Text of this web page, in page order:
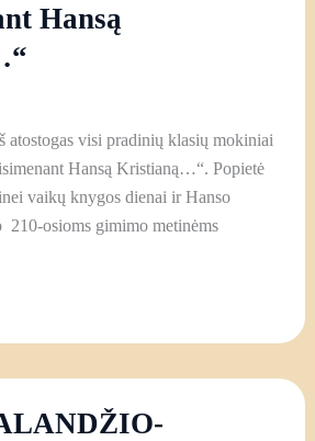
Hansą
atostogas visi pradinių klasių mokiniai
Hansą Kristianą…“. Popietė
vaikų knygos dienai ir Hanso
210-osioms gimimo metinėms